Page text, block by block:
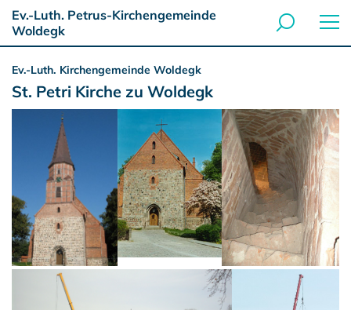
Ev.-Luth. Petrus-Kirchengemeinde
Woldegk
Ev.-Luth. Kirchengemeinde Woldegk
St. Petri Kirche zu Woldegk